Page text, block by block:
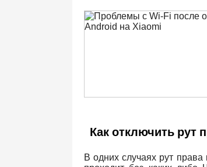
Как отключить рут
В одних случаях рут